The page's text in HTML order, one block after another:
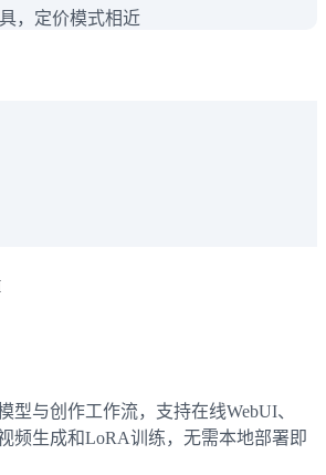
，定价模式相近
型与创作工作流，支持在线WebUI、
频生成和LoRA训练，无需本地部署即